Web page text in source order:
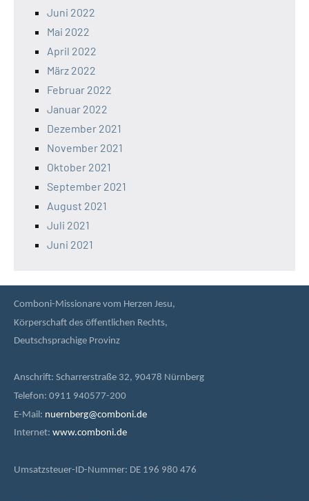
Juni 2022
Mai 2022
April 2022
März 2022
Februar 2022
Januar 2022
Dezember 2021
November 2021
Oktober 2021
September 2021
August 2021
Juli 2021
Juni 2021
Comboni-Missionare vom Herzen Jesu,
Körperschaft des öffentlichen Rechts,
Deutschsprachige Provinz
Anschrift: Scharrerstraße 32, 90478 Nürnberg
Telefon: 0911 940577-200
E-Mail: nuernberg@comboni.de
Internet: www.comboni.de
Umsatzsteuer-ID-Nummer: DE 196 980 476